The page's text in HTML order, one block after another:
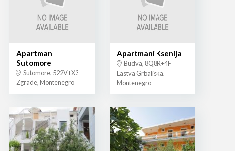
Apartman
Sutomore
Sutomore, 522V+X3
Zgrade, Montenegro
Apartmani Ksenija
Budva, 8Q8R+4F
Lastva Grbaljska,
Montenegro